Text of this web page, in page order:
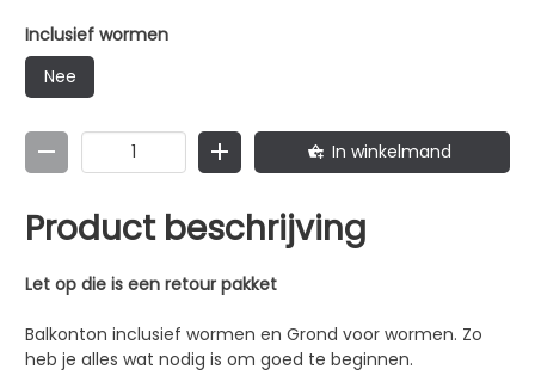
dan een twee stoeptegels kun je 10 tot 12 planten kweken.
Diameter ton: 40 cm, hoogte 60 cm. Inhoud ton: 60 liter
Kleur: Donkergroen 9 plantgaten rondom 2 a 4 planten
afval. Denk aan een handjevol om de paar dagen.
Genoeg om je wormen levend en je bodem gezond te
Inclusief wormen
Nee
In winkelmand
Product beschrijving
Let op die is een retour pakket
Balkonton inclusief wormen en Grond voor wormen. Zo
heb je alles wat nodig is om goed te beginnen.